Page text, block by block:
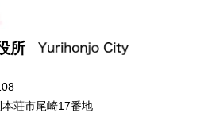
所
荘市尾崎17番地